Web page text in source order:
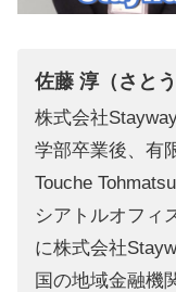
佐藤 淳（さと
株式会社
学部卒業後、有
Touche
シアトルオフィ
に株式会社
国の地域金融機